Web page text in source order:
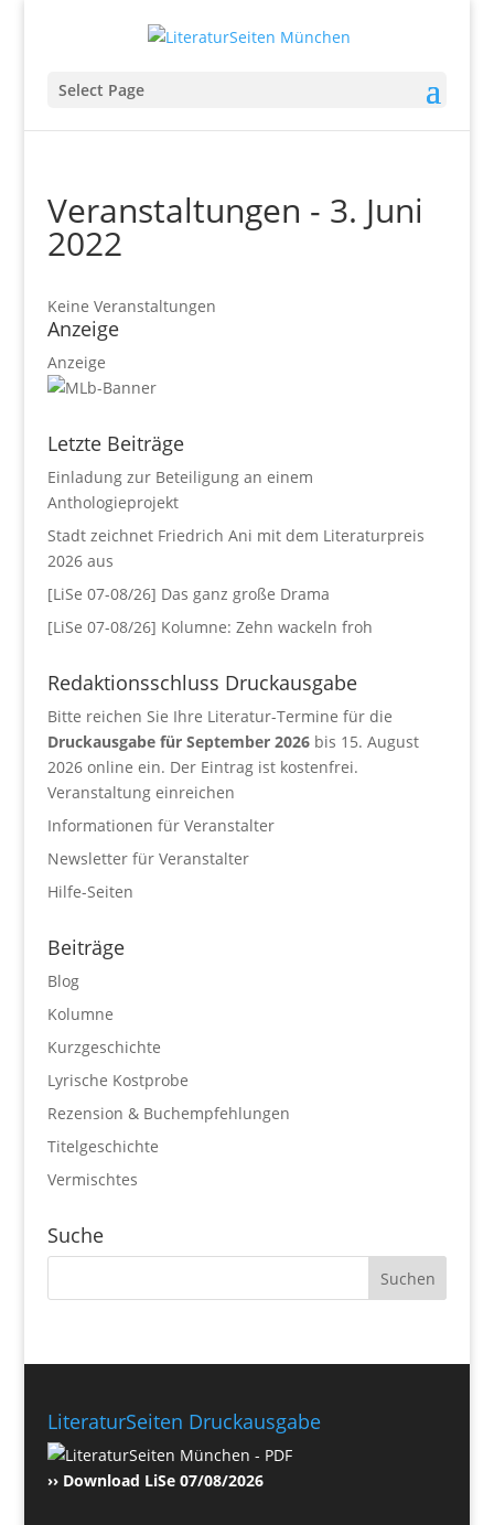
Select Page
Veranstaltungen - 3. Juni
2022
Keine Veranstaltungen
Anzeige
Anzeige
Letzte Beiträge
Einladung zur Beteiligung an einem
Anthologieprojekt
Stadt zeichnet Friedrich Ani mit dem Literaturpreis
2026 aus
[LiSe 07-08/26] Das ganz große Drama
[LiSe 07-08/26] Kolumne: Zehn wackeln froh
Redaktionsschluss Druckausgabe
Bitte reichen Sie Ihre Literatur-Termine für die
Druckausgabe für September 2026bis 15. August
2026 online ein. Der Eintrag ist kostenfrei.
Veranstaltung einreichen
Informationen für Veranstalter
Newsletter für Veranstalter
Hilfe-Seiten
Beiträge
Blog
Kolumne
Kurzgeschichte
Lyrische Kostprobe
Rezension & Buchempfehlungen
Titelgeschichte
Vermischtes
Suche
LiteraturSeiten Druckausgabe
›› Download LiSe 07/08/2026